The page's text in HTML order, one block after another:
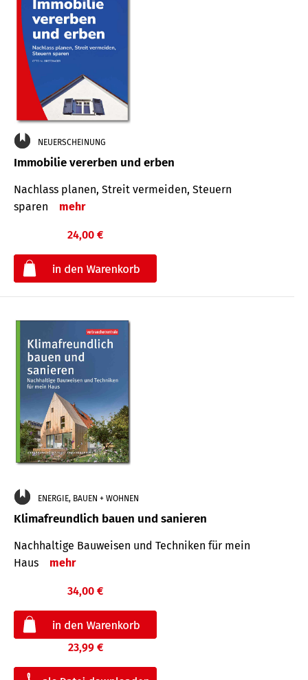
NEUERSCHEINUNG
Immobilie vererben und erben
Nachlass planen, Streit vermeiden, Steuern
sparen
mehr
24,00 €
ENERGIE, BAUEN + WOHNEN
Klimafreundlich bauen und sanieren
Nachhaltige Bauweisen und Techniken für mein
Haus
mehr
34,00 €
23,99 €